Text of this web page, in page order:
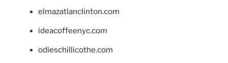
elmazatlanclinton.com
ideacoffeenyc.com
odieschillicothe.com